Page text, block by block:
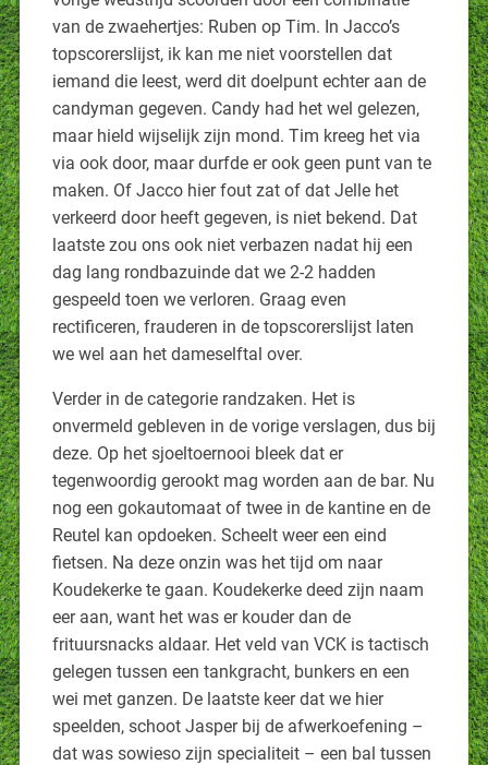
van de zwaehertjes: Ruben op Tim. In Jacco’s
topscorerslijst, ik kan me niet voorstellen dat
iemand die leest, werd dit doelpunt echter aan de
candyman gegeven. Candy had het wel gelezen,
maar hield wijselijk zijn mond. Tim kreeg het via
via ook door, maar durfde er ook geen punt van te
maken. Of Jacco hier fout zat of dat Jelle het
verkeerd door heeft gegeven, is niet bekend. Dat
laatste zou ons ook niet verbazen nadat hij een
dag lang rondbazuinde dat we 2-2 hadden
gespeeld toen we verloren. Graag even
rectificeren, frauderen in de topscorerslijst laten
we wel aan het dameselftal over.
Verder in de categorie randzaken. Het is
onvermeld gebleven in de vorige verslagen, dus bij
deze. Op het sjoeltoernooi bleek dat er
tegenwoordig gerookt mag worden aan de bar. Nu
nog een gokautomaat of twee in de kantine en de
Reutel kan opdoeken. Scheelt weer een eind
fietsen. Na deze onzin was het tijd om naar
Koudekerke te gaan. Koudekerke deed zijn naam
eer aan, want het was er kouder dan de
frituursnacks aldaar. Het veld van VCK is tactisch
gelegen tussen een tankgracht, bunkers en een
wei met ganzen. De laatste keer dat we hier
speelden, schoot Jasper bij de afwerkoefening –
dat was sowieso zijn specialiteit – een bal tussen